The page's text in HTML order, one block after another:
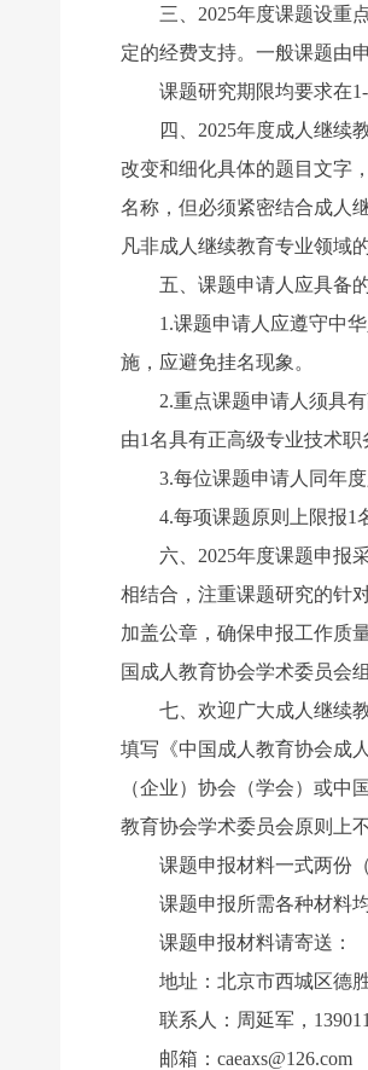
三、2025年度课题设重点
定的经费支持。一般课题由
课题研究期限均要求在1-
四、2025年度成人继续教
改变和细化具体的题目文字
名称，但必须紧密结合成人
凡非成人继续教育专业领域
五、课题申请人应具备
1.课题申请人应遵守中华
施，应避免挂名现象。
2.重点课题申请人须具有
由1名具有正高级专业技术
3.每位课题申请人同年度
4.每项课题原则上限报1
六、2025年度课题申报采
相结合，注重课题研究的针
加盖公章，确保申报工作质
国成人教育协会学术委员会
七、欢迎广大成人继续教
填写《中国成人教育协会成
（企业）协会（学会）或
教育协会学术委员会原则上
课题申报材料一式两份（
课题申报所需各种材料均
课题申报材料请寄送：
地址：北京市西城区德胜
联系人：周延军，
邮箱：caeaxs@126.com